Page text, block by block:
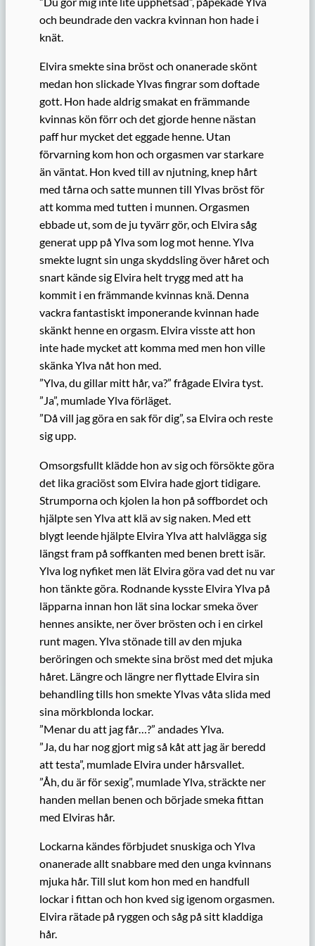
och beundrade den vackra kvinnan hon hade i
knät.
Elvira smekte sina bröst och onanerade skönt
medan hon slickade Ylvas fingrar som doftade
gott. Hon hade aldrig smakat en främmande
kvinnas kön förr och det gjorde henne nästan
paff hur mycket det eggade henne. Utan
förvarning kom hon och orgasmen var starkare
än väntat. Hon kved till av njutning, knep hårt
med tårna och satte munnen till Ylvas bröst för
att komma med tutten i munnen. Orgasmen
ebbade ut, som de ju tyvärr gör, och Elvira såg
generat upp på Ylva som log mot henne. Ylva
smekte lugnt sin unga skyddsling över håret och
snart kände sig Elvira helt trygg med att ha
kommit i en främmande kvinnas knä. Denna
vackra fantastiskt imponerande kvinnan hade
skänkt henne en orgasm. Elvira visste att hon
inte hade mycket att komma med men hon ville
skänka Ylva nåt hon med.
”Ylva, du gillar mitt hår, va?” frågade Elvira tyst.
”Ja”, mumlade Ylva förläget.
”Då vill jag göra en sak för dig”, sa Elvira och reste
sig upp.
Omsorgsfullt klädde hon av sig och försökte göra
det lika graciöst som Elvira hade gjort tidigare.
Strumporna och kjolen la hon på soffbordet och
hjälpte sen Ylva att klä av sig naken. Med ett
blygt leende hjälpte Elvira Ylva att halvlägga sig
längst fram på soffkanten med benen brett isär.
Ylva log nyfiket men lät Elvira göra vad det nu var
hon tänkte göra. Rodnande kysste Elvira Ylva på
läpparna innan hon lät sina lockar smeka över
hennes ansikte, ner över brösten och i en cirkel
runt magen. Ylva stönade till av den mjuka
beröringen och smekte sina bröst med det mjuka
håret. Längre och längre ner flyttade Elvira sin
behandling tills hon smekte Ylvas våta slida med
sina mörkblonda lockar.
”Menar du att jag får…?” andades Ylva.
”Ja, du har nog gjort mig så kåt att jag är beredd
att testa”, mumlade Elvira under hårsvallet.
”Åh, du är för sexig”, mumlade Ylva, sträckte ner
handen mellan benen och började smeka fittan
med Elviras hår.
Lockarna kändes förbjudet snuskiga och Ylva
onanerade allt snabbare med den unga kvinnans
mjuka hår. Till slut kom hon med en handfull
lockar i fittan och hon kved sig igenom orgasmen.
Elvira rätade på ryggen och såg på sitt kladdiga
hår.